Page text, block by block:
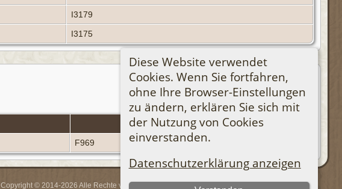
Diese Website verwendet
Cookies. Wenn Sie fortfahren,
ohne Ihre Browser-Einstellungen
zu ändern, erklären Sie sich mit
der Nutzung von Cookies
einverstanden.
Datenschutzerklärung anzeigen
I3179
I3175
Familien-Kennung
F969
Copyright © 2014-2026 Alle Rechte vorbehalten.